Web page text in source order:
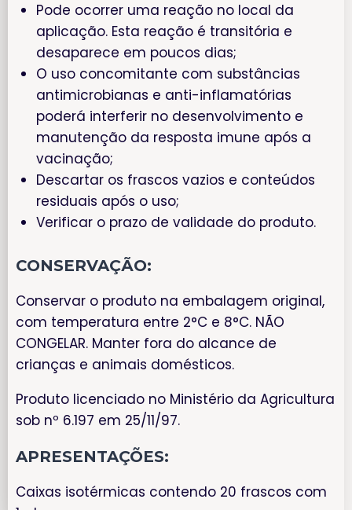
Pode ocorrer uma reação no local da
aplicação. Esta reação é transitória e
desaparece em poucos dias;
O uso concomitante com substâncias
antimicrobianas e anti-inflamatórias
poderá interferir no desenvolvimento e
manutenção da resposta imune após a
vacinação;
Descartar os frascos vazios e conteúdos
residuais após o uso;
Verificar o prazo de validade do produto.
CONSERVAÇÃO:
Conservar o produto na embalagem original,
com temperatura entre 2°C e 8°C. NÃO
CONGELAR. Manter fora do alcance de
crianças e animais domésticos.
Produto licenciado no Ministério da Agricultura
sob nº 6.197 em 25/11/97.
APRESENTAÇÕES:
Caixas isotérmicas contendo 20 frascos com